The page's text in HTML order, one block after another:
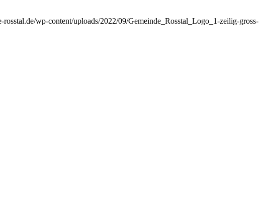
rosstal.de/wp-content/uploads/2022/09/Gemeinde_Rosstal_Logo_1-zeilig-gross-